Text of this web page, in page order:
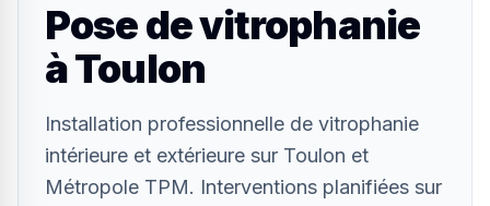
Pose de vitrophanie
àToulon
Installation professionnelle de vitrophanie
intérieure et extérieure sur Toulon et
Métropole TPM. Interventions planifiées sur